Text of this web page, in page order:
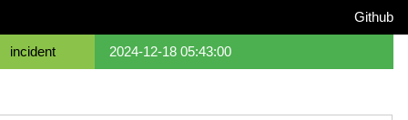
Github
incident 2024-12-18 05:43:00